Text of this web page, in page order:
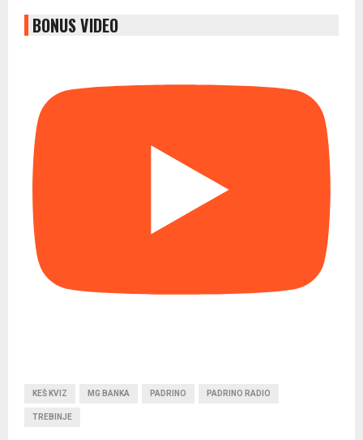
BONUS VIDEO
KEŠ KVIZ MG BANKA PADRINO PADRINO RADIO
TREBINJE